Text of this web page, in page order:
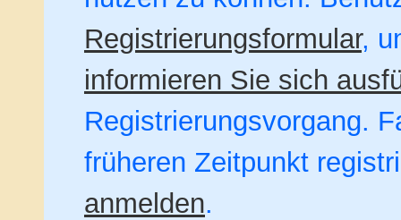
Registrierungsformular,
informieren Sie sich
Registrierungsvorgang.
früheren Zeitpunkt
anmelden.